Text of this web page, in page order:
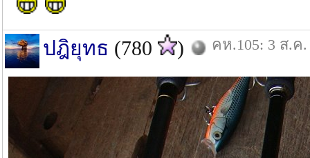
ปฎิยุทธ (780 ) คห.105: 3 ส.ค.